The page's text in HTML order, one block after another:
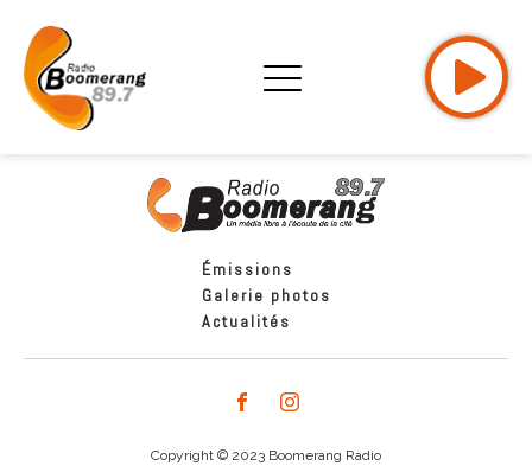
Émissions
Galerie photos
Actualités
Copyright © 2023 Boomerang Radio